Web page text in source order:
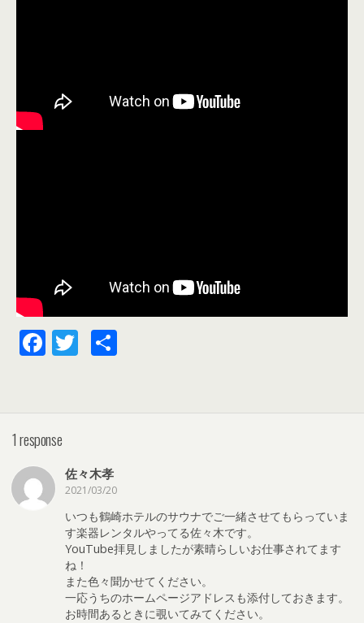
F
b
o
o
k
T
er
1 response
佐々木孝
2021/03/20
いつも鶴崎ホテルのサウナでご一緒させてもらっていま
す楽器レンタルやってる佐々木です。
YouTube拝見しましたが素晴らしいお仕事されてます
ね！
また色々聞かせてください。
一応うちのホームページアドレスも添付しておきます。
お時間あるときに覗いてみてください。